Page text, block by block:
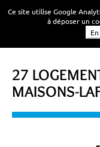
27
MAISONS-
Ce site utilise Google
à déposer un